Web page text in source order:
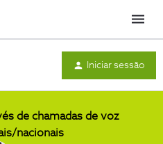
Menu
Iniciar sessão
de chamadas de voz
nacionais